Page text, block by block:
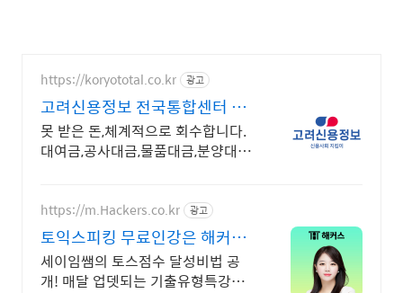
https://koryototal.co.kr 광고
고려신용정보 전국통합센터 전
지역 미수금 전문상담
못 받은 돈,체계적으로 회수합니다.
대여금,공사대금,물품대금,분양대금,
양대금 각종미수금 상담
https://m.Hackers.co.kr 광고
토익스피킹 무료인강은 해커스
토스 자료집도 무료다
세이임쌤의 토스점수 달성비법 공
개! 매달 업뎃되는 기출유형특강으